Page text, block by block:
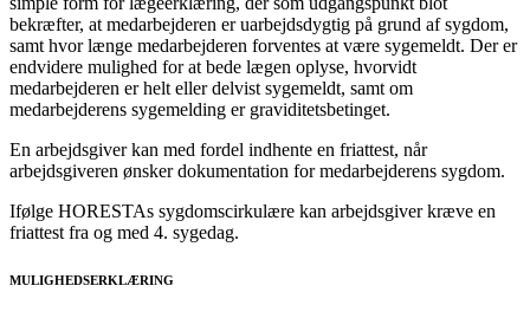
bekræfter, at medarbejderen er uarbejdsdygtig på grund af sygdom,
samt hvor længe medarbejderen forventes at være sygemeldt. Der er
endvidere mulighed for at bede lægen oplyse, hvorvidt
medarbejderen er helt eller delvist sygemeldt, samt om
medarbejderens sygemelding er graviditetsbetinget.
En arbejdsgiver kan med fordel indhente en friattest, når
arbejdsgiveren ønsker dokumentation for medarbejderens sygdom.
Ifølge HORESTAs sygdomscirkulære kan arbejdsgiver kræve en
friattest fra og med 4. sygedag.
MULIGHEDSERKLÆRING